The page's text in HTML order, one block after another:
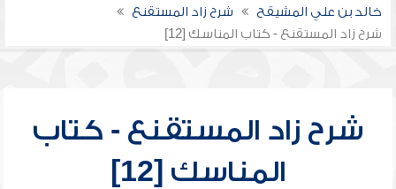
خالد بن علي المشيقح
شرح زاد المستقنع
شرح زاد المستقنع - كتاب المناسك [12]
شرح زاد المستقنع - كتاب
المناسك [12]